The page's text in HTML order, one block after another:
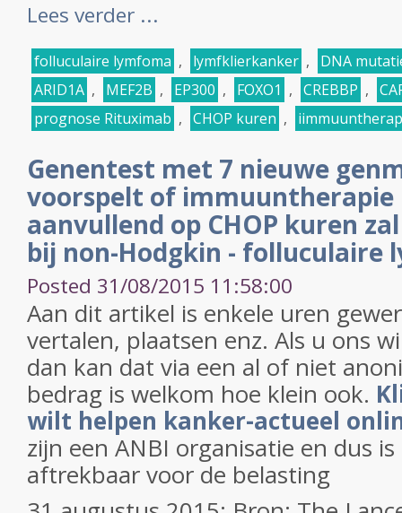
Lees verder ...
folluculaire lymfoma , lymfklierkanker ,
DNA
ARID1A , MEF2B , EP300 , FOXO1 , CREBBP ,
prognose Rituximab , CHOP kuren ,
Genentest met 7 nieuwe
voorspelt of
aanvullend op CHOP kuren
bij non-Hodgkin - folluculaire
Posted 31/08/2015 11:58:00
Aan dit artikel is enkele uren
vertalen, plaatsen enz. Als u ons
dan kan dat via een al of niet
bedrag is welkom hoe klein ook.
wilt helpen kanker-actueel
zijn een ANBI organisatie en dus
aftrekbaar voor de belasting